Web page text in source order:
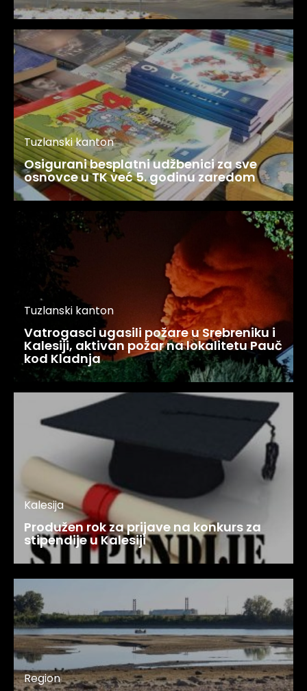
Tuzlanski kanton
Osigurani besplatni udžbenici za sve
osnovce u TK već 5. godinu zaredom
Tuzlanski kanton
Vatrogasci ugasili požare u Srebreniku i
Kalesiji, aktivan požar na lokalitetu Pauč
kod Kladnja
Kalesija
Produžen rok za prijave na konkurs za
stipendije u Kalesiji
Region